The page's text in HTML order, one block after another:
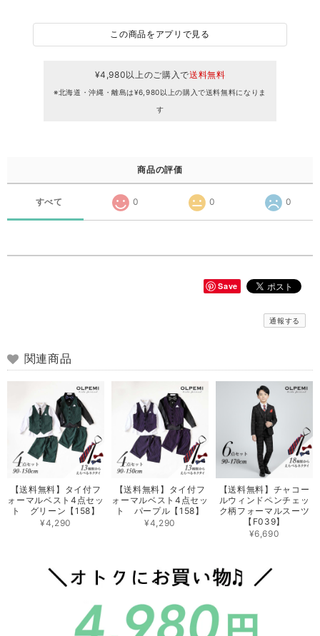
この商品をアプリで見る
¥4,980以上のご購入で送料無料
※北海道・沖縄・離島は¥6,980以上の購入で送料無料になりま
す
商品の評価
すべて 0 0 0
Save
通報する
関連商品
【送料無料】タイ付フ
ォーマルベスト4点セッ
ト グリーン【158】
¥4,290
【送料無料】タイ付フ
ォーマルベスト4点セッ
ト パープル【158】
¥4,290
【送料無料】チャコー
ルウィンドペンチェッ
ク柄フォーマルスーツ
【F039】
¥6,690